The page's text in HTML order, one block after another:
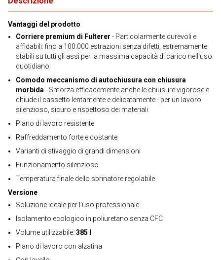
Vantaggi del prodotto
Corriere premium di Fulterer - Particolarmente durevoli e
affidabili: fino a 100.000 estrazioni senza difetti, estremamente
stabili su tutti gli assi per la massima capacità di carico nell'uso
quotidiano
Comodo meccanismo di autochiusura con chiusura
morbida - Smorza efficacemente anche le chiusure vigorose e
chiude il cassetto lentamente e delicatamente - per un lavoro
silenzioso, sicuro e rispettoso dei materiali
Piano di lavoro resistente
Raffreddamento forte e costante
Varianti di stivaggio di grandi dimensioni
Funzionamento silenzioso
Temperatura finale dello sbrinatore regolabile
Versione
Soluzione ideale per l'uso professionale
Isolamento ecologico in poliuretano senza CFC
Volume utilizzabile: 385 l
Piano di lavoro con alzatina